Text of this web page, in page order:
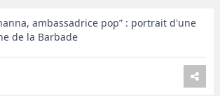
ambassadrice pop” : portrait d'une
de la Barbade